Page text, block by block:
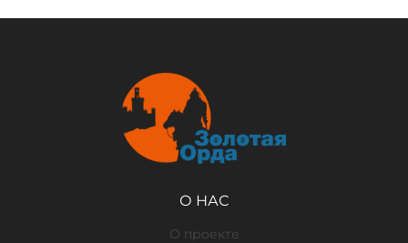
О НАС
О проекте